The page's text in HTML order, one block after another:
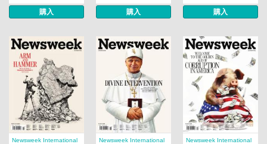
購入 購入 購入
Newsweek International
Newsweek International
Newsweek International